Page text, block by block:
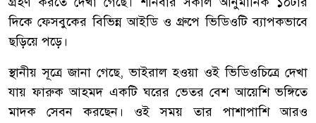
দিকে ফেসবুকের বিভিন্ন আইডি ও গ্রুপে ভিডিওটি ব্যাপকভাবে
ছড়িয়ে পড়ে।
স্থানীয় সূত্রে জানা গেছে, ভাইরাল হওয়া ওই ভিডিওচিত্রে দেখা
যায় ফারুক আহমদ একটি ঘরের ভেতর বেশ আয়েশি ভঙ্গিতে
মাদক সেবন করছেন। ওই সময় তার পাশাপাশি আরও